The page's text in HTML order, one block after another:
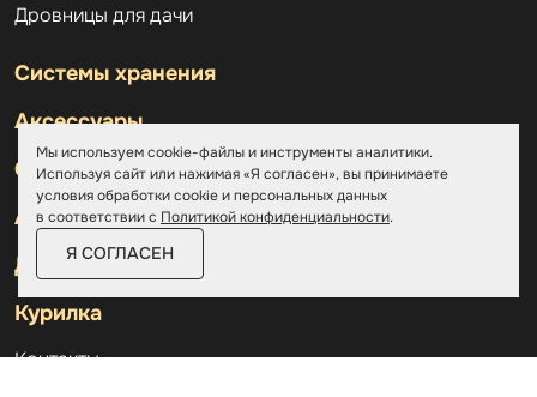
Дровницы для дачи
Системы хранения
Аксессуары
Склады
Ангары
Дровницы
Курилка
Контакты
Мы используем cookie-файлы и инструменты аналитики.
Используя сайт или нажимая «Я согласен», вы принимаете
условия обработки cookie и персональных данных
в соответствии с Политикой конфиденциальности.
Я СОГЛАСЕН